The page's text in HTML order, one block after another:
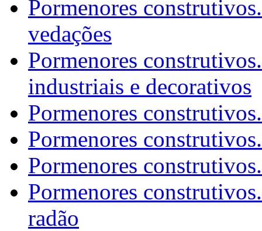
Pormenores
vedações
Pormenores
industriais e decorativos
Pormenores
Pormenores
Pormenores
Pormenores
radão